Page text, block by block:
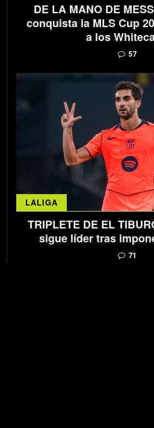
DE LA MANO DE
conquista la MLS Cup
a los
57
LALIGA
TRIPLETE DE EL
sigue líder tras
71